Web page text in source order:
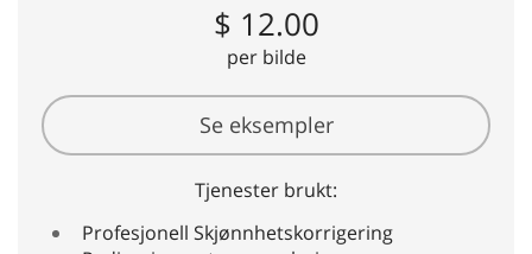
$ 12.00
per bilde
Se eksempler
Tjenester brukt:
Profesjonell Skjønnhetskorrigering